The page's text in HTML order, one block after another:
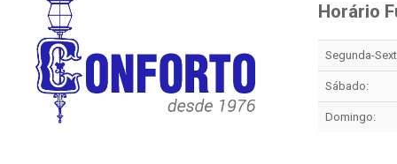
Horário
Segunda-
Sábado:
Domingo: